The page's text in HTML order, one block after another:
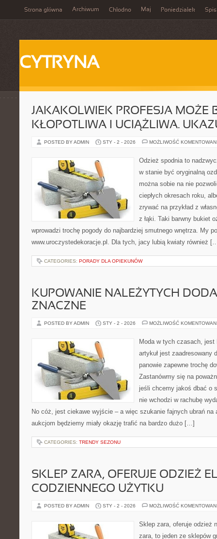
Strona główna Archiwum Chłodno Maj Poniedziałek Spis
CYTRYNA
JAKAKOLWIEK PROFESJA MOŻE
KŁOPOTLIWA I UCIĄŻLIWA.
POSTED BY ADMIN STY - 2 - 2026 MOŻLIWOŚĆ
Odzież spodnia to
w stanie być oryginalną
można sobie na nie
ciepłych okresach roku,
zrywać na przykład z
z łąki. Taki barwny bukiet
wprowadzi trochę pogody do najbardziej smutnego wnętrza. My
www.uroczystedekoracje.pl. Dla tych, jacy lubią kwiaty również
CATEGORIES: PORADY DLA OPIEKUNÓW
KUPOWANIE NALEŻYTYCH
ZNACZNE
POSTED BY ADMIN STY - 2 - 2026 MOŻLIWOŚĆ
Moda w tych czasach, jest
artykuł jest zaadresowany
panowie zapewne trochę
Zastanówmy się na
jeśli chcemy jakoś dbać o
nie wchodzi w rachubę
No cóż, jest ciekawe wyjście – a więc szukanie fajnych ubrań na
aukcjom będziemy miały okazję trafić na bardzo dużo […]
CATEGORIES: TRENDY SEZONU
SKLEP ZARA, OFERUJE ODZIEŻ
CODZIENNEGO UŻYTKU
POSTED BY ADMIN STY - 2 - 2026 MOŻLIWOŚĆ
Sklep zara, oferuje odzież
zara, to jeden ze sklepów